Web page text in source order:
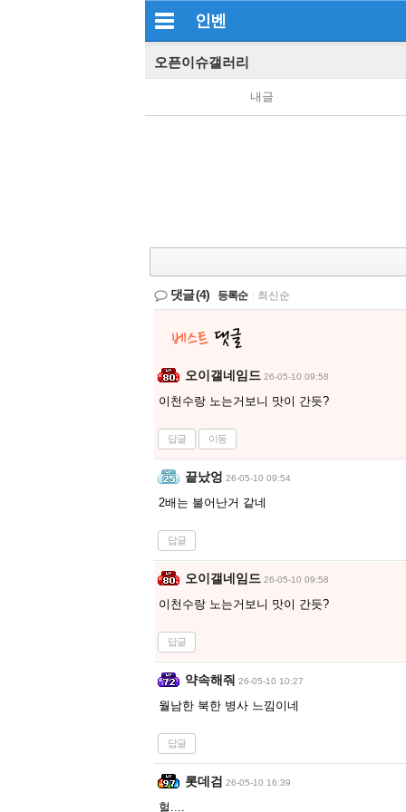
인벤
오픈이슈갤러리
내글
댓글(4) 등록순 최신순
오이갤네임드 26-05-10 09:58
이천수랑 노는거보니 맛이 간듯?
답글 이동
끝났엉 26-05-10 09:54
2배는 불어난거 같네
답글
오이갤네임드 26-05-10 09:58
이천수랑 노는거보니 맛이 간듯?
답글
약속해줘 26-05-10 10:27
월남한 북한 병사 느낌이네
답글
롯데검 26-05-10 16:39
헐....